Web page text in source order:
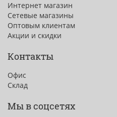
Интернет магазин
Сетевые магазины
Оптовым клиентам
Акции и скидки
Контакты
Офис
Склад
Мы в соцсетях